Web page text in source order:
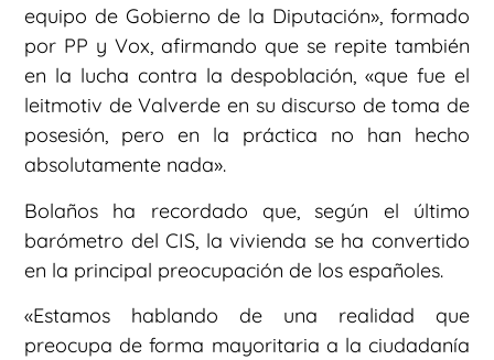
equipo de Gobierno de la Diputación», formado
por PP y Vox, afirmando que se repite también
en la lucha contra la despoblación, «que fue el
leitmotiv de Valverde en su discurso de toma de
posesión, pero en la práctica no han hecho
absolutamente nada».
Bolaños ha recordado que, según el último
barómetro del CIS, la vivienda se ha convertido
en la principal preocupación de los españoles.
«Estamos hablando de una realidad que
preocupa de forma mayoritaria a la ciudadanía